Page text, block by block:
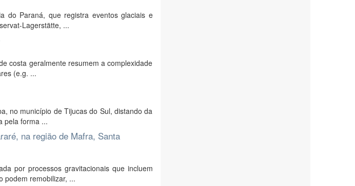
do Paraná, que registra eventos glaciais e
Lagerstätte, ...
costa geralmente resumem a complexidade
(e.g. ...
no município de Tijucas do Sul, distando da
pela forma ...
na região de Mafra, Santa
por processos gravitacionais que incluem
podem remobilizar, ...